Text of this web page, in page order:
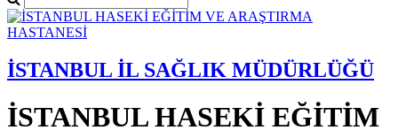
İSTANBUL İL SAĞLIK MÜDÜRLÜĞÜ
İSTANBUL HASEKİ EĞİTİM